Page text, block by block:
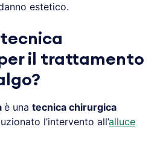
estetico.
tecnica
il trattamento
è una tecnica chirurgica
l’intervento all’alluce